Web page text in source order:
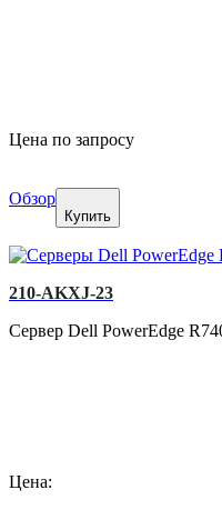
Цена по запросу
Обзор
Купить
210-AKXJ-23
Сервер Dell PowerEdge
Цена: